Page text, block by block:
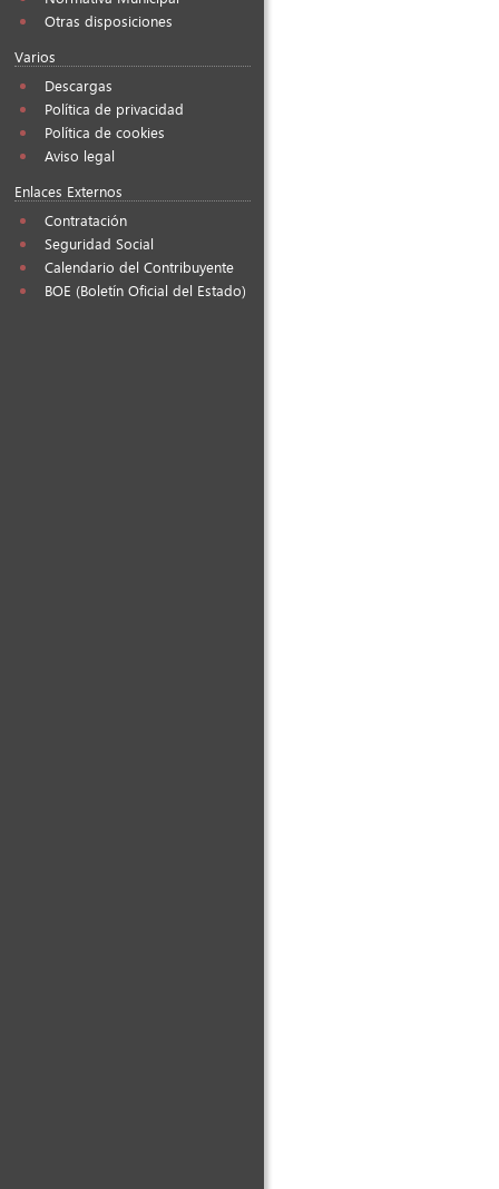
Otras disposiciones
Varios
Descargas
Política de privacidad
Política de cookies
Aviso legal
Enlaces Externos
Contratación
Seguridad Social
Calendario del Contribuyente
BOE (Boletín Oficial del Estado)